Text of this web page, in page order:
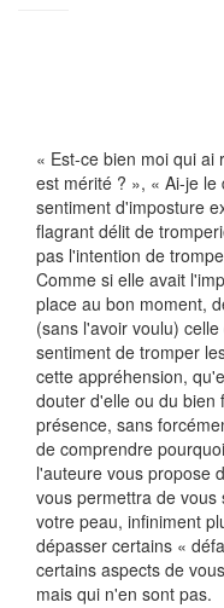
« Est-ce bien moi qui ai
est mérité ? », « Ai-je
sentiment d'imposture
flagrant délit de
pas l'intention de
Comme si elle avait
place au bon moment,
(sans l'avoir voulu)
sentiment de tromper
cette appréhension,
douter d'elle ou du bien
présence, sans
de comprendre
l'auteure vous propose
vous permettra de
votre peau, infiniment
dépasser certains «
certains aspects de
mais qui n'en sont pas.